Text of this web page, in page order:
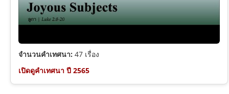
จำนวนคำเทศนา: 47 เรื่อง
เปิดดูคำเทศนา ปี 2565